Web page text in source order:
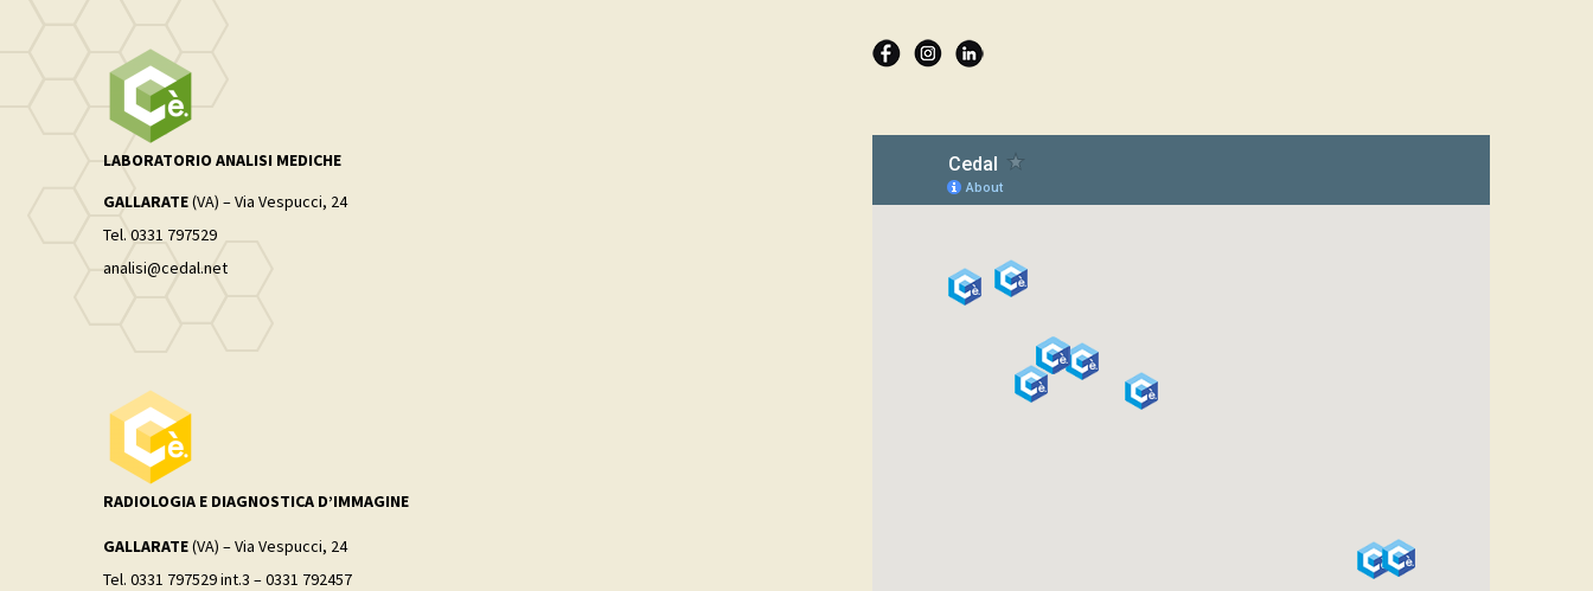
LABORATORIO ANALISI MEDICHE
GALLARATE(VA) – Via Vespucci, 24
Tel. 0331 797529
analisi@cedal.net
RADIOLOGIA E DIAGNOSTICA D’IMMAGINE
GALLARATE(VA) – Via Vespucci, 24
Tel. 0331 797529 int.3 – 0331 792457